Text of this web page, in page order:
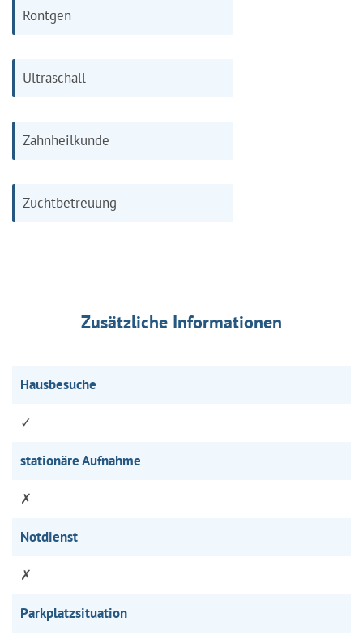
Röntgen
Ultraschall
Zahnheilkunde
Zuchtbetreuung
Zusätzliche Informationen
Hausbesuche
✓
stationäre Aufnahme
✗
Notdienst
✗
Parkplatzsituation